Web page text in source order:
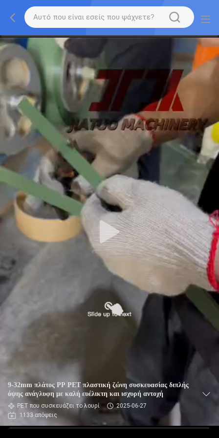
9-32mm πλάτος PP PET πλαστική ζώνη συσκευασίας διπλής
όψης ανάγλυφη με καλή ευέλικτη και ισχυρή αντοχή
PET που συσκευάζει το λουρί
2025-06-27
1133 απόψεις